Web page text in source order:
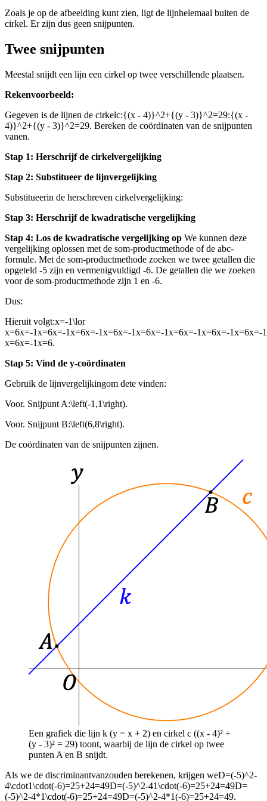
Zoals je op de afbeelding kunt zien, ligt de lijnhelemaal buiten de
cirkel. Er zijn dus geen snijpunten.
Twee snijpunten
Meestal snijdt een lijn een cirkel op twee verschillende plaatsen.
Rekenvoorbeeld:
Gegeven is de lijnen de cirkelc:{(x - 4)}^2+{(y - 3)}^2=29:{(x -
4)}^2+{(y - 3)}^2=29. Bereken de coördinaten van de snijpunten
vanen.
Stap 1: Herschrijf de cirkelvergelijking
Stap 2: Substitueer de lijnvergelijking
Substitueerin de herschreven cirkelvergelijking:
Stap 3: Herschrijf de kwadratische vergelijking
Stap 4: Los de kwadratische vergelijking op We kunnen deze
vergelijking oplossen met de som-productmethode of de abc-
formule. Met de som-productmethode zoeken we twee getallen die
opgeteld -5 zijn en vermenigvuldigd -6. De getallen die we zoeken
voor de som-productmethode zijn 1 en -6.
Dus:
Hieruit volgt:x=-1\lor
x=6x=-1x=6x=-1x=6x=-1x=6x=-1x=6x=-1x=6x=-1x=6x=-
x=6x=-1x=6.
Stap 5: Vind de y-coördinaten
Gebruik de lijnvergelijkingom dete vinden:
Voor. Snijpunt A:\left(-1,1\right).
Voor. Snijpunt B:\left(6,8\right).
De coördinaten van de snijpunten zijnen.
Een grafiek die lijn k (y = x + 2) en cirkel c ((x - 4)² +
(y - 3)² = 29) toont, waarbij de lijn de cirkel op twee
punten A en B snijdt.
Als we de discriminantvanzouden berekenen, krijgen weD=(-5)^2-
4\cdot1\cdot(-6)=25+24=49D=(-5)^2-41\cdot(-6)=25+24=49D=
(-5)^2-4*1\cdot(-6)=25+24=49D=(-5)^2-4*1(-6)=25+24=49.